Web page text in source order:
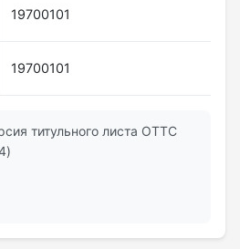
19700101
19700101
титульного листа ОТТС